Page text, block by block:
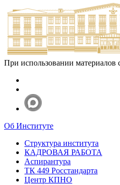
При использовании материалов
Об Институте
Структура института
КАДРОВАЯ РАБОТА
Аспирантура
ТК 449 Росстандарта
Центр КПНО